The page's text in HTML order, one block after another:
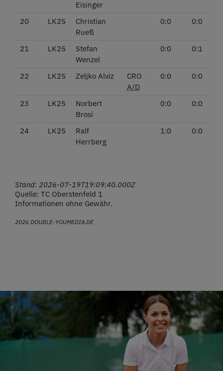
Eisinger
20 LK25
Christian
Rueß
0:0 0:0
21 LK25
Stefan
Wenzel
0:0 0:1
22 LK25 Zeljko Alviz
CRO
A/D
0:0 0:0
23 LK25
Norbert
Brosi
0:0 0:0
24 LK25
Ralf
Herrberg
1:0 0:0
Stand: 2026-07-19T19:09:40.000Z
Quelle: TC Oberstenfeld 1
Informationen ohne Gewähr.
2026 DOUBLE-YOUMEDIA.DE